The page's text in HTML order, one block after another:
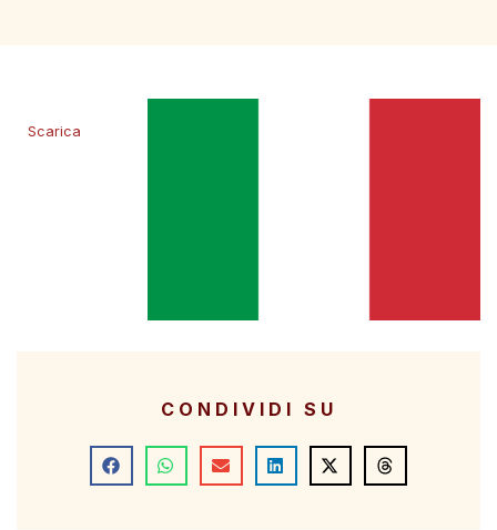
Scarica
CONDIVIDI SU